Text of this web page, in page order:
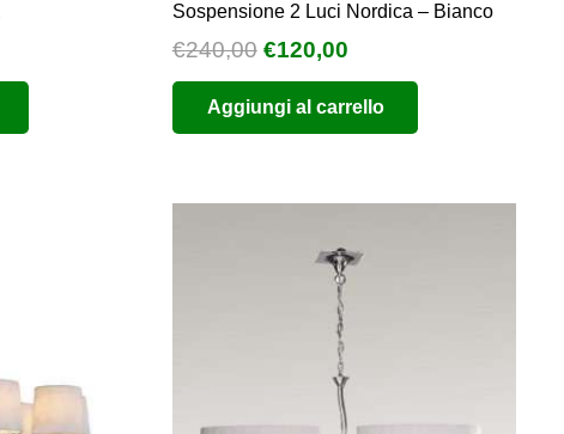
Sospensione 2 Luci Nordica – Bianco
€240,00 Il
prezzo
originale
era:
€120,00Il
prezzo
attuale
è:
Aggiungi al carrello